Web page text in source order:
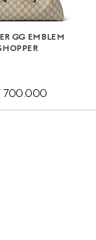
GG EMBLEM S
700.000